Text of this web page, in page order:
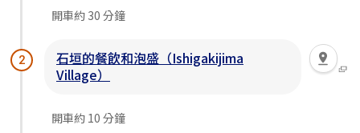
開車約 30 分鐘
2
石垣的餐飲和泡盛（Ishigakijima
Village）
開車約 10 分鐘